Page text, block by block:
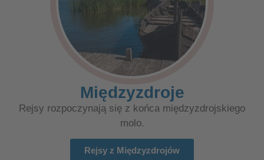
Międzyzdroje
Rejsy rozpoczynają się z końca międzyzdrojskiego
molo.
Rejsy z Międzyzdrojów